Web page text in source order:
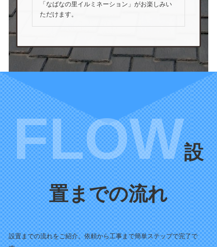
「なばなの里イルミネーション」がお楽しみい
ただけます。
設
置までの流れ
設置までの流れをご紹介。依頼から工事まで簡単ステップで完了で